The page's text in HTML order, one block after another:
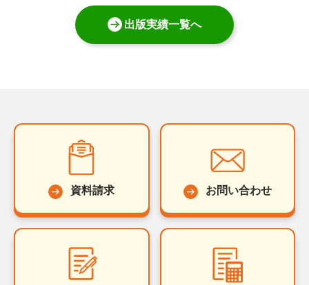
出版実績一覧へ
資料請求 お問い合わせ